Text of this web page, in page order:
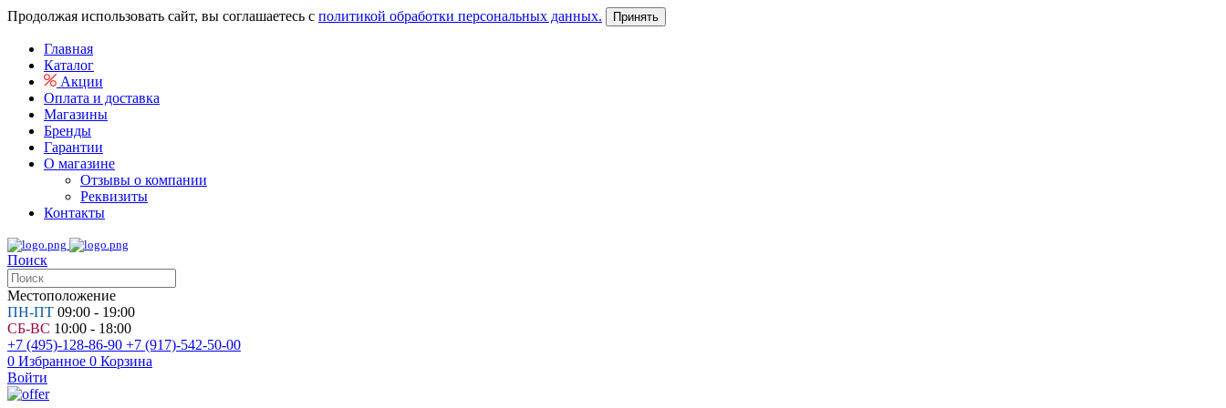
Продолжая использовать сайт, вы соглашаетесь с политикой обработки персональных данных. Принять
Главная
Каталог
Акции
Оплата и доставка
Магазины
Бренды
Гарантии
О магазине
Отзывы о компании
Реквизиты
Контакты
Поиск
Местоположение
ПН-ПТ 09:00 - 19:00
СБ-ВС 10:00 - 18:00
+7 (495)-128-86-90 +7 (917)-542-50-00
0 Избранное 0 Корзина
Войти